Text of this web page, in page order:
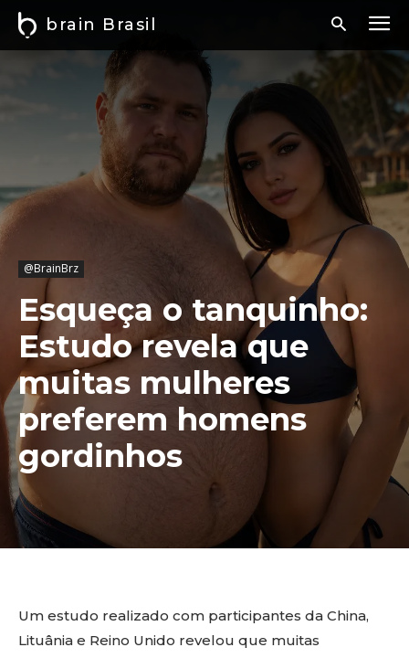
brain Brasil
@BrainBrz
Esqueça o tanquinho:
Estudo revela que
muitas mulheres
preferem homens
gordinhos
Um estudo realizado com participantes da China,
Lituânia e Reino Unido revelou que muitas